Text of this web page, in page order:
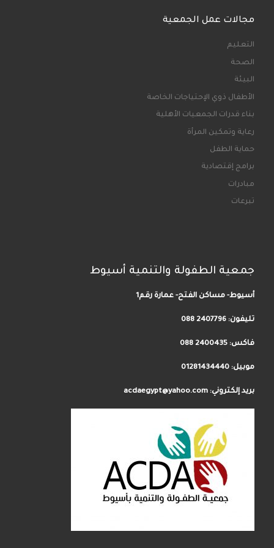
مجالات عمل الجمعية
التعليم
الصحة
البيئة
الأطفال ذوي الإحتياجات الخاصة
بناء قدرات الجمعيات الأهلية
رعاية وتمكين المرأة
حماية الطفل
برامج إقتصادية
مبادرات
تبرعات
جمعية الطفولة والتنمية أسيوط
أسيوط- مساكن الفتح- عمارة رقم1
تليفون: 2407796 088
فاكس: 2400435 088
موبيل: 01281434440
بريد إلكتروني: acdaegypt@yahoo.com